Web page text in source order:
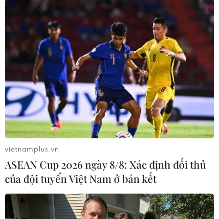
Theo dõi VietnamPlus
TIN LIÊN QUAN
vietnamplus.vn
ASEAN Cup 2026 ngày 8/8: Xác định đối thủ
của đội tuyển Việt Nam ở bán kết